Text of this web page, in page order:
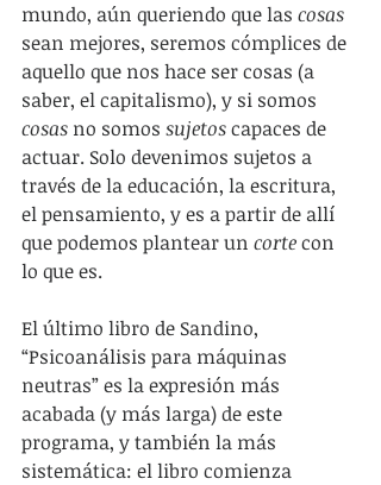
mundo, aún queriendo que las cosas
sean mejores, seremos cómplices de
aquello que nos hace ser cosas (a
saber, el capitalismo), y si somos
cosas no somos sujetos capaces de
actuar. Solo devenimos sujetos a
través de la educación, la escritura,
el pensamiento, y es a partir de allí
que podemos plantear un corte con
lo que es.
El último libro de Sandino,
“Psicoanálisis para máquinas
neutras” es la expresión más
acabada (y más larga) de este
programa, y también la más
sistemática: el libro comienza